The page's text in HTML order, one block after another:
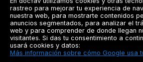
Registrarse
Docfav
rastreo para mejorar tu experiencia de
nuestra web, para mostrarte contenidos
anuncios segmentados, para analizar el
web y para comprender de donde llegan
visitantes. Si das tu consentimiento a
usará cookies y datos:
Más información sobre cómo Google usa